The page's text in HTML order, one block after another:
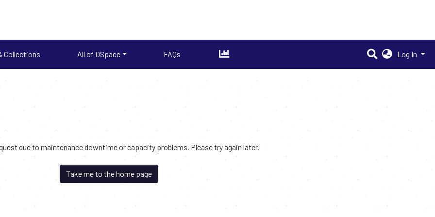
Collections All of DSpace FAQs Log In
due to maintenance downtime or capacity problems. Please try again later.
Take me to the home page